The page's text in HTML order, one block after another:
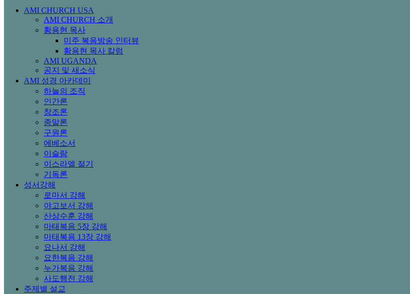
AMI CHURCH USA
AMI CHURCH 소개
황용현 목사
미주 복음방송 인터뷰
황용현 목사 칼럼
AMI UGANDA
공지 및 새소식
AMI 성경 아카데미
하늘의 조직
인간론
창조론
종말론
구원론
에베소서
이슬람
이스라엘 절기
기독론
성서강해
로마서 강해
야고보서 강해
산상수훈 강해
마태복음 5장 강해
마태복음 13장 강해
요나서 강해
요한복음 강해
누가복음 강해
사도행전 강해
주제별 설교